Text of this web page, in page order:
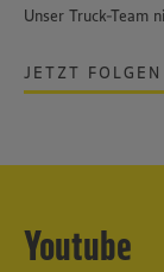
Unser Truck-Team
JETZT FOLGEN
Youtube